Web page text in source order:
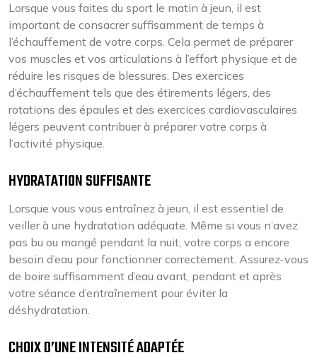
Lorsque vous faites du sport le matin à jeun, il est
important de consacrer suffisamment de temps à
l’échauffement de votre corps. Cela permet de préparer
vos muscles et vos articulations à l’effort physique et de
réduire les risques de blessures. Des exercices
d’échauffement tels que des étirements légers, des
rotations des épaules et des exercices cardiovasculaires
légers peuvent contribuer à préparer votre corps à
l’activité physique.
HYDRATATION SUFFISANTE
Lorsque vous vous entraînez à jeun, il est essentiel de
veiller à une hydratation adéquate. Même si vous n’avez
pas bu ou mangé pendant la nuit, votre corps a encore
besoin d’eau pour fonctionner correctement. Assurez-vous
de boire suffisamment d’eau avant, pendant et après
votre séance d’entraînement pour éviter la
déshydratation.
CHOIX D’UNE INTENSITÉ ADAPTÉE